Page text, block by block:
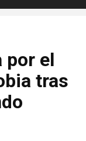
por el
tras